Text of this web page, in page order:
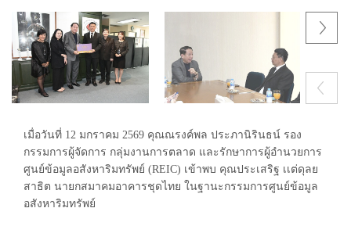
เมื่อวันที่ 12 มกราคม 2569 คุณณรงค์พล ประภานิรินธน์ รอง
กรรมการผู้จัดการ กลุ่มงานการตลาด และรักษาการผู้อำนวยการ
ศูนย์ข้อมูลอสังหาริมทรัพย์ (REIC) เข้าพบ คุณประเสริฐ เเต่ดุลย
สาธิต นายกสมาคมอาคารชุดไทย ในฐานะกรรมการศูนย์ข้อมูล
อสังหาริมทรัพย์